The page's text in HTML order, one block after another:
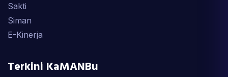
Sakti
Siman
E-Kinerja
Terkini KaMANBu